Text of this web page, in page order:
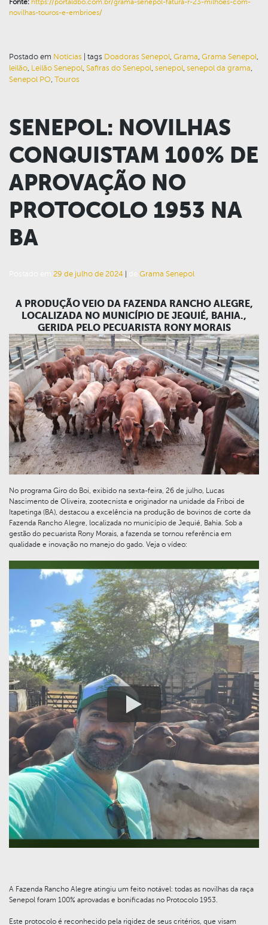
Fonte: https://portaldbo.com.br/grama-senepol-fatura-r-23-milhoes-com-
novilhas-touros-e-embrioes/
Postado em Notícias tags Doadoras Senepol, Grama, Grama Senepol,
leilão, Leilão Senepol, Safiras do Senepol, senepol, senepol da grama,
Senepol PO, Touros
SENEPOL: NOVILHAS
CONQUISTAM 100% DE
APROVAÇÃO NO
PROTOCOLO 1953 NA
BA
29 de julho de 2024 | Grama Senepol
A PRODUÇÃO VEIO DA FAZENDA RANCHO ALEGRE,
LOCALIZADA NO MUNICÍPIO DE JEQUIÉ, BAHIA.,
GERIDA PELO PECUARISTA RONY MORAIS
No programa Giro do Boi, exibido na sexta-feira, 26 de julho, Lucas
Nascimento de Oliveira, zootecnista e originador na unidade da Friboi de
Itapetinga (BA), destacou a excelência na produção de bovinos de corte da
Fazenda Rancho Alegre, localizada no município de Jequié, Bahia. Sob a
gestão do pecuarista Rony Morais, a fazenda se tornou referência em
qualidade e inovação no manejo do gado. Veja o vídeo:
A Fazenda Rancho Alegre atingiu um feito notável: todas as novilhas da raça
Senepol foram 100% aprovadas e bonificadas no Protocolo 1953.
Este protocolo é reconhecido pela rigidez de seus critérios, que visam